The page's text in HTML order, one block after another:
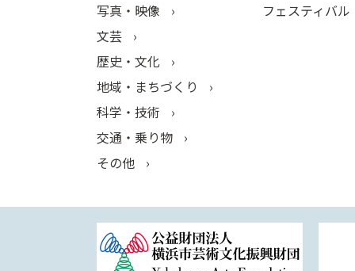
写真・映像
文芸
歴史・文化
地域・まちづくり
科学・技術
交通・乗り物
その他
フェスティバル